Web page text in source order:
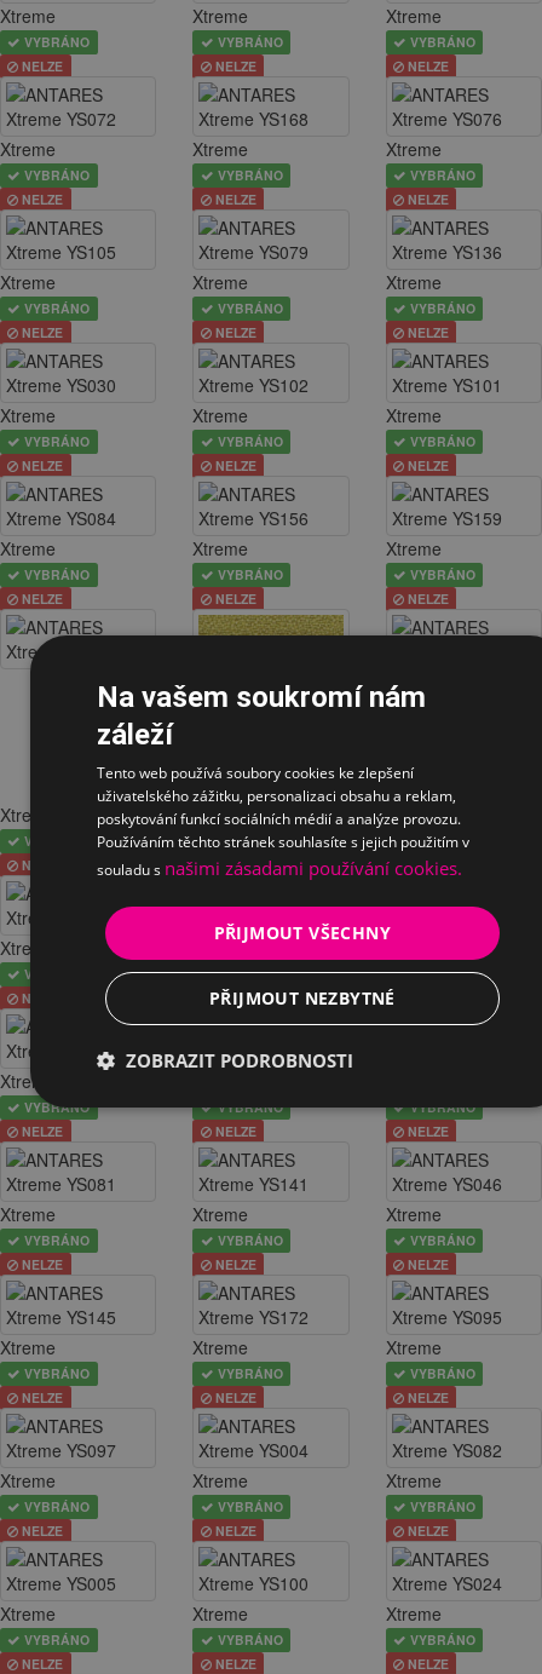
Xtreme
VYBRÁNO
NELZE
Xtreme
VYBRÁNO
NELZE
Xtreme
VYBRÁNO
NELZE
Xtreme
VYBRÁNO
NELZE
Xtreme
VYBRÁNO
NELZE
Xtreme
VYBRÁNO
NELZE
Xtreme
VYBRÁNO
NELZE
Xtreme
VYBRÁNO
NELZE
Xtreme
VYBRÁNO
NELZE
Xtreme
VYBRÁNO
NELZE
Xtreme
VYBRÁNO
NELZE
Xtreme
VYBRÁNO
NELZE
Xtreme
VYBRÁNO
NELZE
Xtreme
VYBRÁNO
NELZE
Xtreme
VYBRÁNO
NELZE
Xtreme
VYBRÁNO
Xtreme
VYBRÁNO
NELZE
Xtreme
VYBRÁNO
NELZE
Xtreme
VYBRÁNO
NELZE
Xtreme
VYBRÁNO
NELZE
Xtreme
VYBRÁNO
NELZE
Xtreme
VYBRÁNO
Xtreme
VYBRÁNO
NELZE
VYBRÁNO
NELZE
VYBRÁNO
NELZE
Xtreme
VYBRÁNO
NELZE
Xtreme
VYBRÁNO
NELZE
Xtreme
VYBRÁNO
NELZE
Xtreme
VYBRÁNO
NELZE
Xtreme
VYBRÁNO
NELZE
Xtreme
VYBRÁNO
NELZE
Xtreme
VYBRÁNO
NELZE
Xtreme
VYBRÁNO
NELZE
Xtreme
VYBRÁNO
NELZE
Xtreme
VYBRÁNO
NELZE
Xtreme
VYBRÁNO
NELZE
Xtreme
VYBRÁNO
NELZE
Na vašem soukromí nám
záleží
Tento web používá soubory cookies ke zlepšení
uživatelského zážitku, personalizaci obsahu a reklam,
poskytování funkcí sociálních médií a analýze provozu.
Používáním těchto stránek souhlasíte s jejich použitím v
souladu s našimi zásadami používání cookies.
PŘIJMOUT VŠECHNY
PŘIJMOUT NEZBYTNÉ
ZOBRAZIT PODROBNOSTI